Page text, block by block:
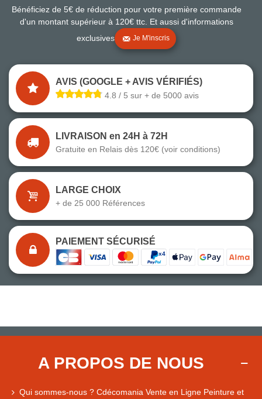
Bénéficiez de 5€ de réduction pour votre première commande
d'un montant supérieur à 120€ ttc. Et aussi d'informations
exclusives
Je M'inscris
AVIS (GOOGLE + AVIS VÉRIFIÉS)
4.8 / 5 sur + de 5000 avis
LIVRAISON en 24H à 72H
Gratuite en Relais dès 120€ (voir conditions)
LARGE CHOIX
+ de 25 000 Références
PAIEMENT SÉCURISÉ
A PROPOS DE NOUS
Qui sommes-nous ? Cdécomania Vente en Ligne Peinture et